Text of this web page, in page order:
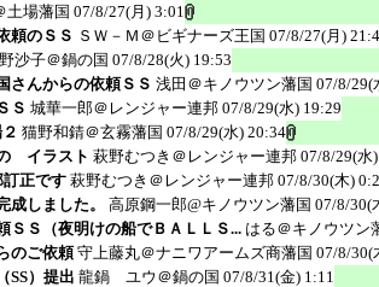
土場藩国 07/8/27(月) 3:01
頼のＳＳ ＳＷ－Ｍ＠ビギナーズ王国 07/8/27(月)
沙子＠鍋の国 07/8/28(火) 19:53
さんからの依頼ＳＳ 浅田＠キノウツン藩国 07/8/29(
Ｓ 城華一郎＠レンジャー連邦 07/8/29(水) 19:29
猫野和錆＠玄霧藩国 07/8/29(水) 20:34
イラスト 萩野むつき＠レンジャー連邦 07/8/29(水
正です萩野むつき＠レンジャー連邦 07/8/30(木)
成しました。
高原鋼一郎@キノウツン藩国 07/8/30(
ＳＳ（夜明けの船でＢＡＬＬＳ... はる＠キノウツン
のご依頼 守上藤丸＠ナニワアームズ商藩国 07/8/30(
SS）提出 龍鍋 ユウ＠鍋の国 07/8/31(金) 1:11